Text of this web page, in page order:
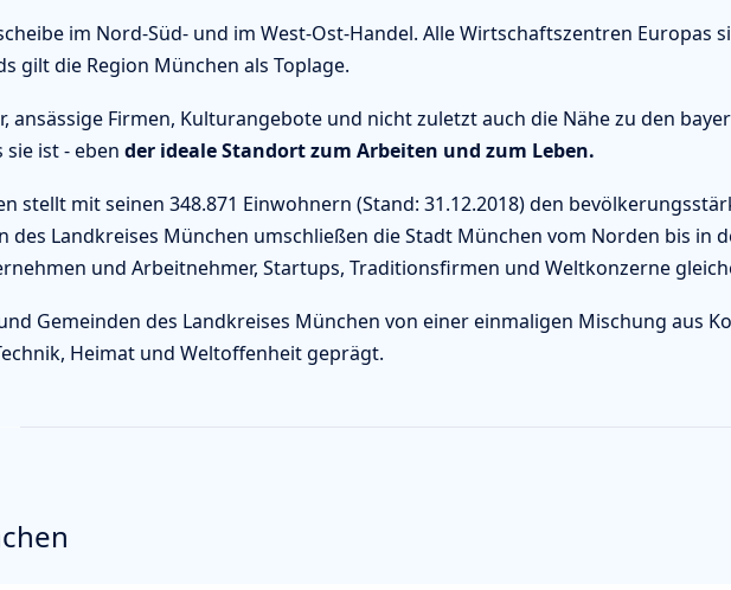
im Nord-Süd- und im West-Ost-Handel. Alle Wirtschaftszentren Europas
gilt die Region München als Toplage.
Firmen, Kulturangebote und nicht zuletzt auch die Nähe zu den
ist - eben der ideale Standort zum Arbeiten und zum Leben.
stellt mit seinen 348.871 Einwohnern (Stand: 31.12.2018) den
des Landkreises München umschließen die Stadt München vom Norden bis in
und Arbeitnehmer, Startups, Traditionsfirmen und Weltkonzerne
Gemeinden des Landkreises München von einer einmaligen Mischung aus
Heimat und Weltoffenheit geprägt.